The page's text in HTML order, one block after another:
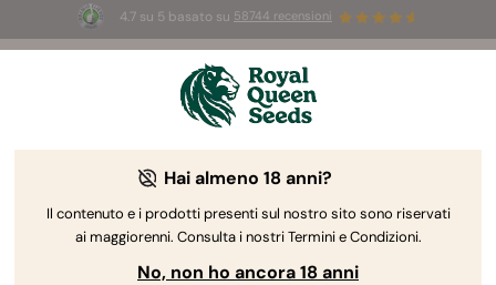
4.7 su 5 basato su 58744 recensioni
3 semi White Widow AutoGRATIS per i
The RQS Blog
Hai almeno 18 anni?
Il contenuto e i prodotti presenti sul nostro sito sono riservati
ai maggiorenni. Consulta i nostri Termini e Condizioni.
No, non ho ancora 18 anni